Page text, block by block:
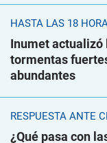
HASTA LAS 18
Inumet actualizó
tormentas
abundantes
RESPUESTA ANTE
¿Qué pasa con